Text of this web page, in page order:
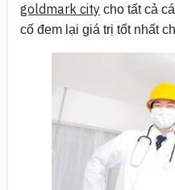
goldmark city cho tất cả
cố đem lại giá trị tốt nhất